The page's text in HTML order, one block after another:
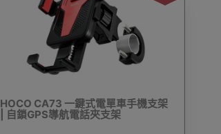
HOCO CA73 一鍵式電單車手機支架
| 自鎖GPS導航電話夾支架